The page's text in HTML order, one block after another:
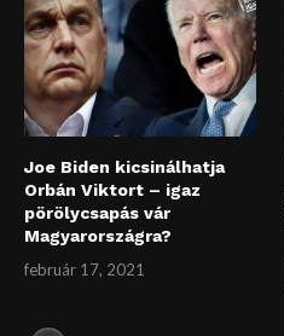
Joe Biden kicsinálhatja
Orbán Viktort – igaz
pörölycsapás vár
Magyarországra?
február 17, 2021